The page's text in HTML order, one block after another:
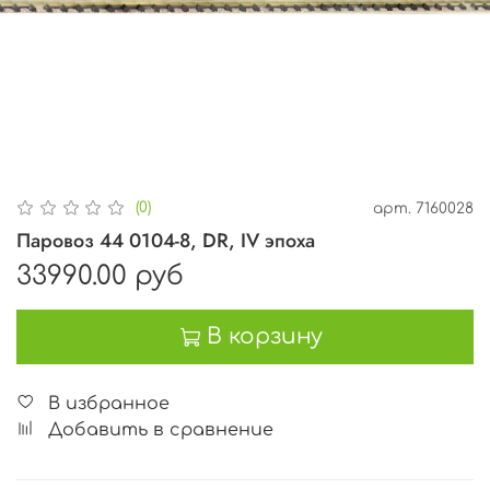
(0) арт. 7160028
Паровоз 44 0104-8, DR, IV эпоха
33990.00 руб
В корзину
В избранное
Добавить в сравнение